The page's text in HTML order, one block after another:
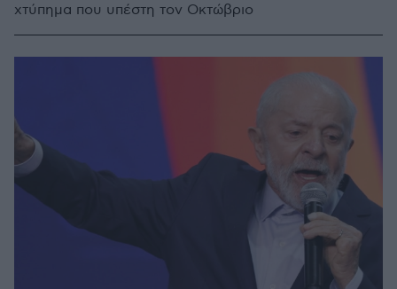
χτύπημα που υπέστη τον Οκτώβριο